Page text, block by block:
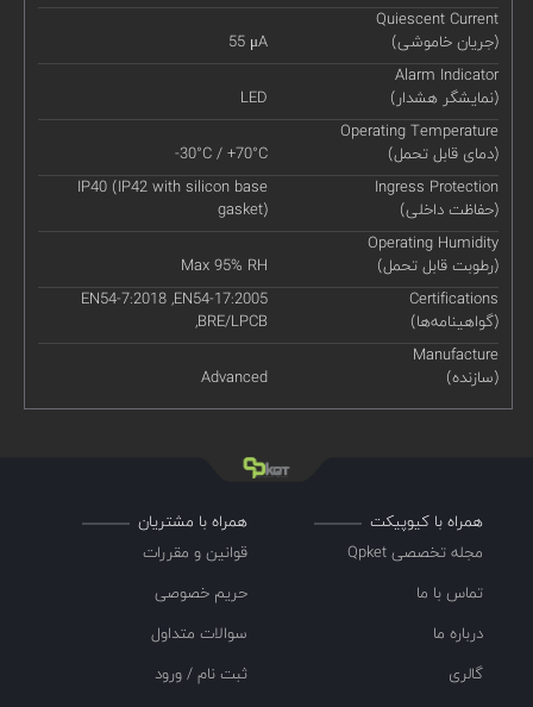
Quiescent Current
(جریان خاموشی)
55 μA
Alarm Indicator
(نمایشگر هشدار)
LED
Operating Temperature
(دمای قابل تحمل)
-30°C / +70°C
Ingress Protection
(حفاظت داخلی)
IP40 (IP42 with silicon base
gasket)
Operating Humidity
(رطوبت قابل تحمل)
Max 95% RH
Certifications
(گواهینامه‌ها)
EN54-7:2018 ,EN54-17:2005
,BRE/LPCB
Manufacture
(سازنده)
Advanced
همراه با کیوپیکت
مجله تخصصی Qpket
تماس با ما
درباره ما
گالری
همراه با مشتریان
قوانین و مقررات
حریم خصوصی
سوالات متداول
ثبت نام / ورود